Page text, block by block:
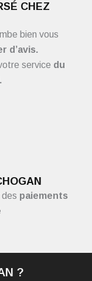
CHEZ
bien vous
d’avis.
service du
paiements
?